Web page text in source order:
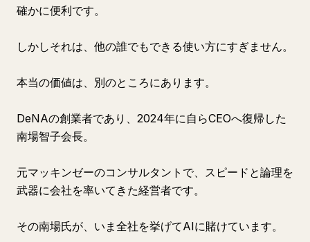
確かに便利です。
しかしそれは、他の誰でもできる使い方にすぎません。
本当の価値は、別のところにあります。
DeNAの創業者であり、2024年に自らCEOへ復帰した
南場智子会長。
元マッキンゼーのコンサルタントで、スピードと論理を
武器に会社を率いてきた経営者です。
その南場氏が、いま全社を挙げてAIに賭けています。